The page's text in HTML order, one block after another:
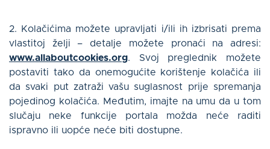
2. Kolačićima možete upravljati i/ili ih izbrisati prema
vlastitoj želji – detalje možete pronaći na adresi:
www.allaboutcookies.org. Svoj preglednik možete
postaviti tako da onemogućite korištenje kolačića ili
da svaki put zatraži vašu suglasnost prije spremanja
pojedinog kolačića. Međutim, imajte na umu da u tom
slučaju neke funkcije portala možda neće raditi
ispravno ili uopće neće biti dostupne.